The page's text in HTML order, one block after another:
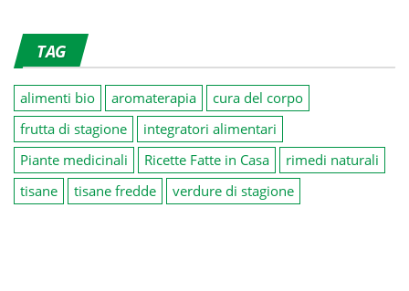
TAG
alimenti bio aromaterapia
cura del corpo
frutta di stagione
integratori alimentari
Piante medicinali
Ricette Fatte in Casa
rimedi naturali
tisane
tisane fredde verdure di stagione